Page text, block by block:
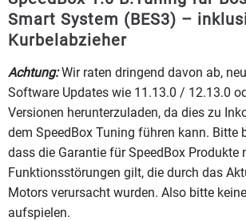
Smart System (BES3) –
Kurbelabzieher
Achtung:Wir raten dringend davon ab,
Software Updates wie 11.13.0 / 12.13.0
Versionen herunterzuladen, da dies zu
dem SpeedBox Tuning führen kann. Bitte
dass die Garantie für SpeedBox Produkte
Funktionsstörungen gilt, die durch das
Motors verursacht wurden. Also bitte
aufspielen.